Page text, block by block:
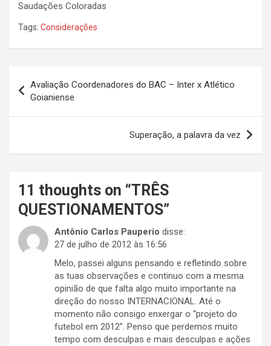
Saudações Coloradas
Tags: Considerações
de
Post
Avaliação Coordenadores do BAC – Inter x Atlético
Goianiense
Superação, a palavra da vez
11 thoughts on “TRÊS
QUESTIONAMENTOS”
Antônio Carlos Pauperio disse:
27 de julho de 2012 às 16:56
Melo, passei alguns pensando e refletindo sobre
as tuas observações e continuo com a mesma
opinião de que falta algo muito importante na
direção do nosso INTERNACIONAL. Até o
momento não consigo enxergar o “projeto do
futebol em 2012”. Penso que perdemos muito
tempo com desculpas e mais desculpas e ações